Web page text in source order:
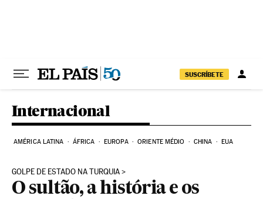
SUSCRÍBETE
Internacional
AMÉRICA LATINA ÁFRICA EUROPA ORIENTE MÉDIO CHINA EUA
GOLPE DE ESTADO NA TURQUIA
O sultão, a história e os